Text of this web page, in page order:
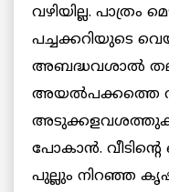
വഴിയില്ല. പാത്രം
പച്ചക്കറിയുടെ
അബദ്ധവശാല്‍
അയല്‍പക്കത്തെ
പോകാന്‍.
പുല്ലും നിറഞ്ഞ